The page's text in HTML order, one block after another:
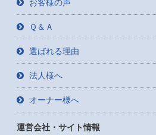
お客様の声
Ｑ＆Ａ
選ばれる理由
法人様へ
オーナー様へ
運営会社・サイト情報